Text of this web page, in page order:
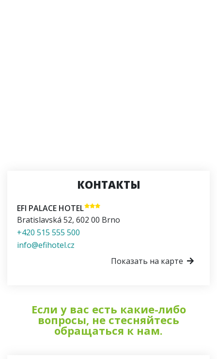
КОНТАКТЫ
EFI PALACE HOTEL
Bratislavská 52, 602 00 Brno
+420 515 555 500
info@efihotel.cz
Показать на карте
Если у вас есть какие-либо
вопросы, не стесняйтесь
обращаться к нам.